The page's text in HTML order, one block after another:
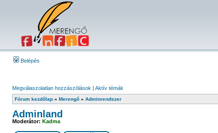
Belépés
Megválaszolatlan hozzászólások | Aktív témák
Fórum kezdőlap » Merengő » Adminrendszer
Adminland
Moderátor: Kadma